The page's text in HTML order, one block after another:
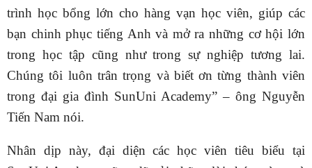
trình học bổng lớn cho hàng vạn học viên, giúp các
bạn chinh phục tiếng Anh và mở ra những cơ hội lớn
trong học tập cũng như trong sự nghiệp tương lai.
Chúng tôi luôn trân trọng và biết ơn từng thành viên
trong đại gia đình SunUni Academy” – ông Nguyễn
Tiến Nam nói.
Nhân dịp này, đại diện các học viên tiêu biểu tại